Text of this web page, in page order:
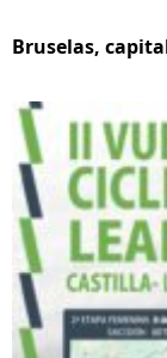
Bruselas,